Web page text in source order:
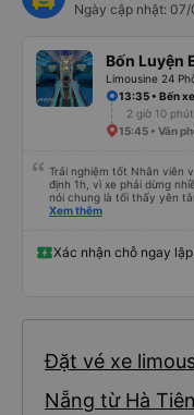
Ngày cập nhật:
Bốn Luyện
Limousine 24
13:35 • Bến
2 giờ 10 phút
15:45 • Văn
Trải nghiệm tốt Nhân viên
định 1h, vì xe phải dừng
nói chung là tối thấy yên
hộ và giới thiệu cho người
Xem thêm
Xác nhận chỗ ngay
Đặt vé xe
Nẵng từ Hà